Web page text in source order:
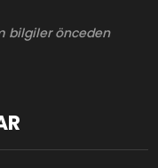
bilgiler önceden